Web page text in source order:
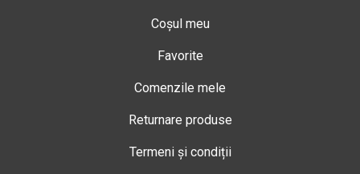
Coșul meu
Favorite
Comenzile mele
Returnare produse
Termeni și condiții